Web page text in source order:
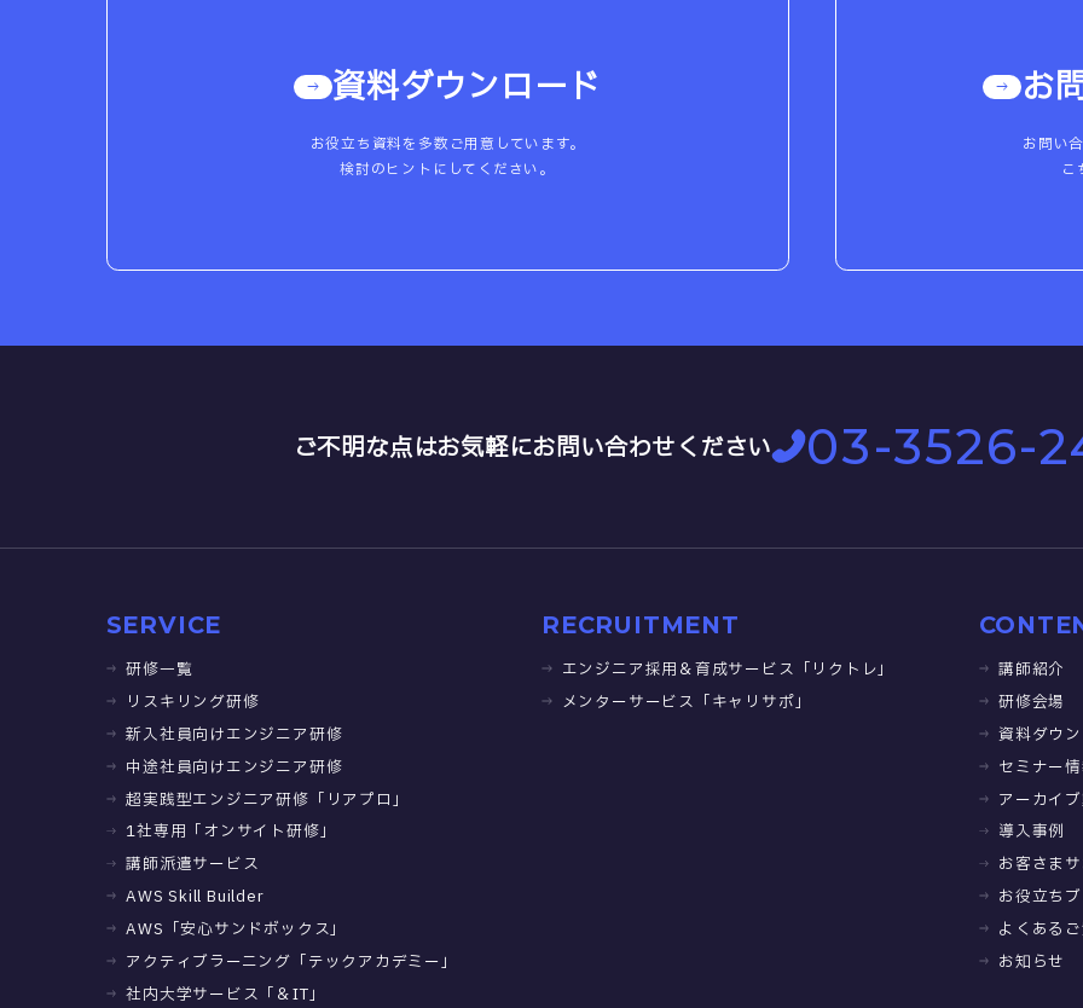
資料ダウンロード
お役立ち資料を多数ご用意しています。
検討のヒントにしてください。
お
お問い
こ
ご不明な点はお気軽にお問い合わせください 03-3526-
SERVICE
研修一覧
リスキリング研修
新入社員向けエンジニア研修
中途社員向けエンジニア研修
超実践型エンジニア研修「リアプロ」
1社専用「オンサイト研修」
講師派遣サービス
AWS Skill Builder
AWS「安心サンドボックス」
アクティブラーニング「テックアカデミー」
社内大学サービス「＆IT」
RECRUITMENT
エンジニア採用＆育成サービス「リクトレ」
メンターサービス「キャリサポ」
講師紹介
研修会場
資料ダウ
セミナー
アーカイ
導入事例
お客さま
お役立ち
よくある
お知らせ